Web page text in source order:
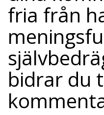
fria från
bidrar du